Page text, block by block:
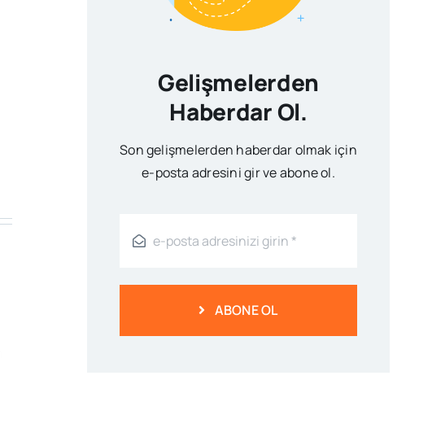
Gelişmelerden
Haberdar Ol.
Son gelişmelerden haberdar olmak için
e-posta adresini gir ve abone ol.
ABONE OL